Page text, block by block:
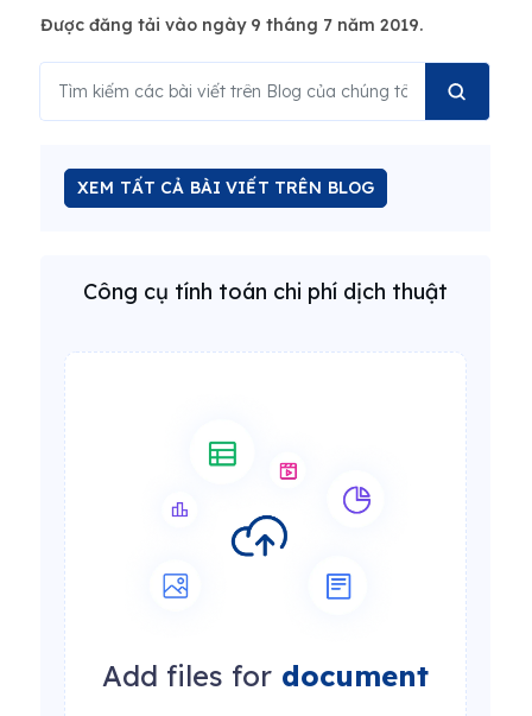
Được đăng tải vào ngày 9 tháng 7 năm 2019.
XEM TẤT CẢ BÀI VIẾT TRÊN BLOG
Công cụ tính toán chi phí dịch thuật
Add files for document